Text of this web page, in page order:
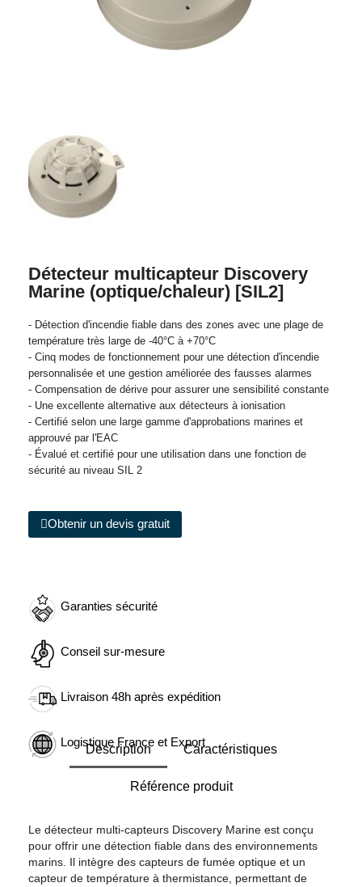
Détecteur multicapteur Discovery
Marine (optique/chaleur) [SIL2]
- Détection d'incendie fiable dans des zones avec une plage de
température très large de -40°C à +70°C
- Cinq modes de fonctionnement pour une détection d'incendie
personnalisée et une gestion améliorée des fausses alarmes
- Compensation de dérive pour assurer une sensibilité constante
- Une excellente alternative aux détecteurs à ionisation
- Certifié selon une large gamme d'approbations marines et
approuvé par l'EAC
- Évalué et certifié pour une utilisation dans une fonction de
sécurité au niveau SIL 2
Obtenir un devis gratuit
Garanties sécurité
Conseil sur-mesure
Livraison 48h après expédition
Logistique France et Export
Description Caractéristiques
Référence produit
Le détecteur multi-capteurs Discovery Marine est conçu
pour offrir une détection fiable dans des environnements
marins. Il intègre des capteurs de fumée optique et un
capteur de température à thermistance, permettant de